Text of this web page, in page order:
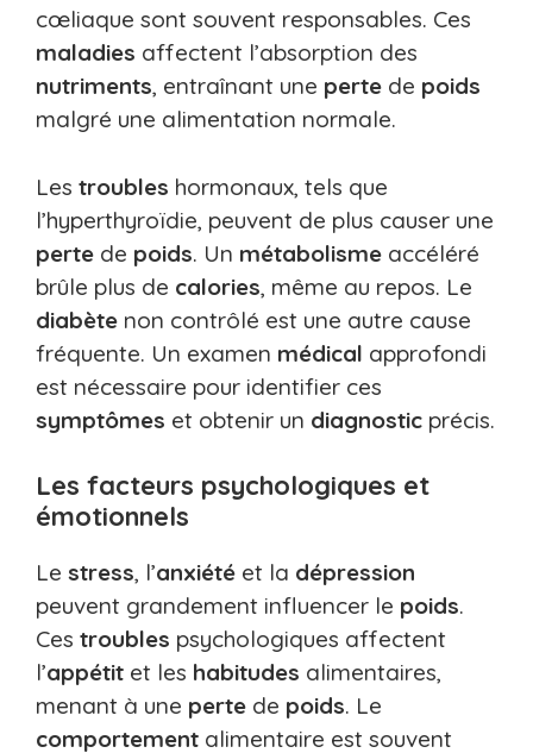
cœliaque sont souvent responsables. Ces
maladies affectent l’absorption des
nutriments, entraînant une perte de poids
malgré une alimentation normale.
Les troubles hormonaux, tels que
l’hyperthyroïdie, peuvent de plus causer une
perte de poids. Un métabolisme accéléré
brûle plus de calories, même au repos. Le
diabète non contrôlé est une autre cause
fréquente. Un examen médical approfondi
est nécessaire pour identifier ces
symptômes et obtenir un diagnostic précis.
Les facteurs psychologiques et
émotionnels
Le stress, l’anxiété et la dépression
peuvent grandement influencer le poids.
Ces troubles psychologiques affectent
l’appétit et les habitudes alimentaires,
menant à une perte de poids. Le
comportement alimentaire est souvent